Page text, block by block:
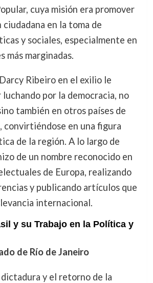
cuya misión era promover
en la toma de
y sociales, especialmente en
más marginadas.
Ribeiro en el exilio le
por la democracia, no
también en otros países de
convirtiéndose en una figura
de la región. A lo largo de
de un nombre reconocido en
de Europa, realizando
y publicando artículos que
internacional.
y su Trabajo en la Política y
de Río de Janeiro
y el retorno de la